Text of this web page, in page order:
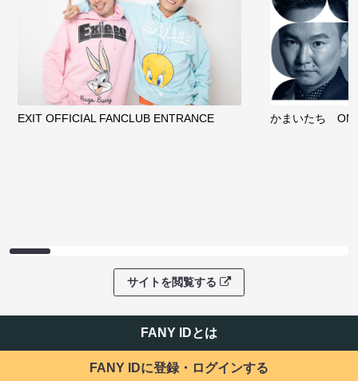
サイトを閲覧する
クラウドファンディング
EXIT OFFICIAL FANCLUB ENTRANCE